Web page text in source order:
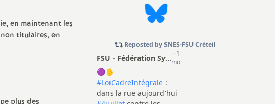
en maintenant les
titulaires, en